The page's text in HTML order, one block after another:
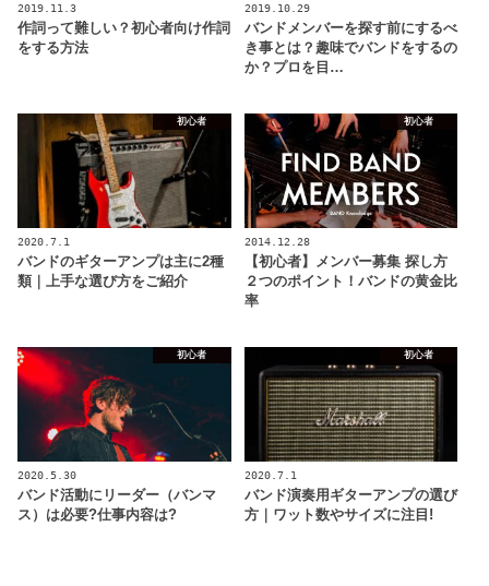
2019.11.3
作詞って難しい？初心者向け作詞
をする方法
2019.10.29
バンドメンバーを探す前にするべ
き事とは？趣味でバンドをするの
か？プロを目…
初心者
2020.7.1
バンドのギターアンプは主に2種
類｜上手な選び方をご紹介
初心者
2014.12.28
【初心者】メンバー募集 探し方
２つのポイント！バンドの黄金比
率
初心者
2020.5.30
バンド活動にリーダー（バンマ
ス）は必要?仕事内容は?
初心者
2020.7.1
バンド演奏用ギターアンプの選び
方｜ワット数やサイズに注目!